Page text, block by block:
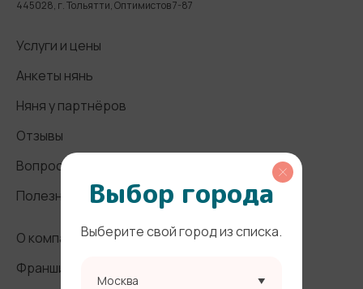
445028, г. Тольятти, Оптимистов 7-87
Услуги и цены
Анкеты нянь
Няня у партнёров
Отзывы
Вопросы и ответы
Полезные статьи
О компании
Франшиза
Выбор города
Выберите свой город из списка.
Москва